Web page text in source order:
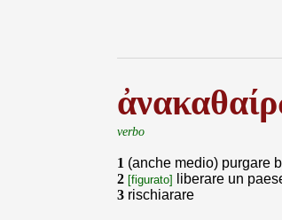
verbo
1 (anche medio) purgare
2 [figurato]
liberare un
3 rischiarare